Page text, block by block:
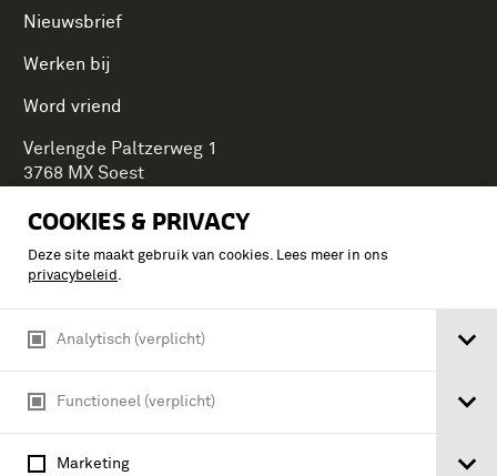
COOKIES & PRIVACY
Deze site maakt gebruik van cookies. Lees meer in ons
privacybeleid .
Analytisch (verplicht)
Functioneel (verplicht)
Marketing
Nieuwsbrief
Werken bij
Word vriend
Verlengde Paltzerweg 1
3768 MX Soest
Onderdeel van Stichting Koninklijke Defensiemusea,